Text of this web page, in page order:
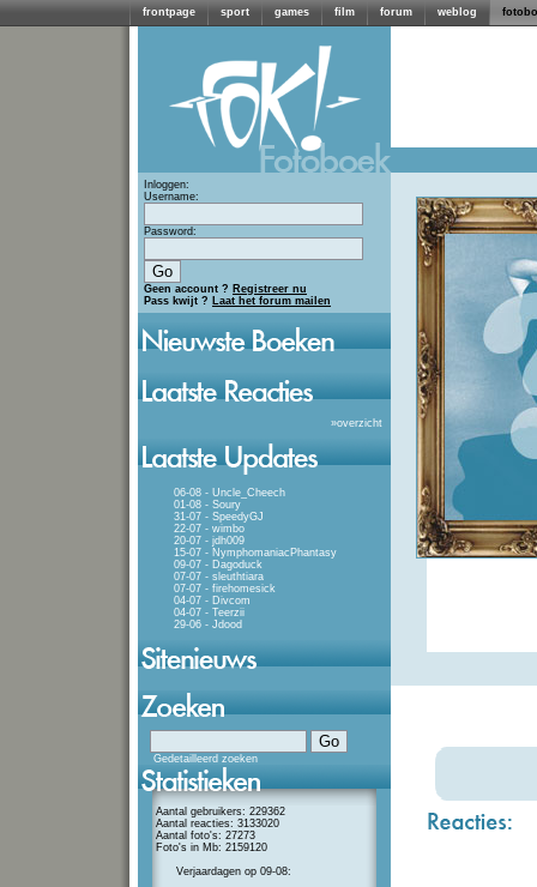
frontpage sport games film forum weblog
Inloggen:
Username:
Password:
Geen account ? Registreer nu
Pass kwijt ? Laat het forum mailen
»overzicht
06-08 - Uncle_Cheech
01-08 - Soury
31-07 - SpeedyGJ
22-07 - wimbo
20-07 - jdh009
15-07 - NymphomaniacPhantasy
09-07 - Dagoduck
07-07 - sleuthtiara
07-07 - firehomesick
04-07 - Divcom
04-07 - Teerzii
29-06 - Jdood
Gedetailleerd zoeken
Aantal gebruikers: 229362
Aantal reacties: 3133020
Aantal foto's: 27273
Foto's in Mb: 2159120
Verjaardagen op 09-08: